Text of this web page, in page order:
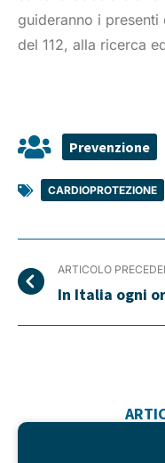
guideranno i presenti
del 112, alla ricerca
Prevenzione
CARDIOPROTEZIONE
ARTICOLO